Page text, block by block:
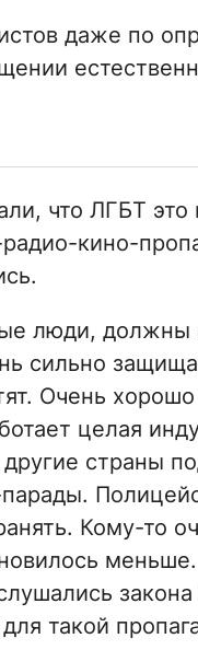
даже по
что ЛГБТ это
кино-
люди, должны
сильно
Очень
целая
страны
Кому-то
такой